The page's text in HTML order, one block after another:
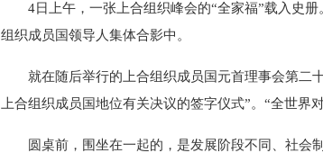
4日上午，一张上合组织峰会的“全家福”载入史册
组织成员国领导人集体合影中。
就在随后举行的上合组织成员国元首理事会第二
上合组织成员国地位有关决议的签字仪式”。“全世界
圆桌前，围坐在一起的，是发展阶段不同、社会制